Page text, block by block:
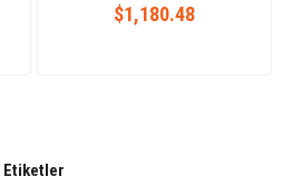
$1,180.48
Etiketler